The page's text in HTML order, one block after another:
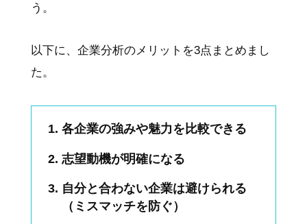
う。
以下に、企業分析のメリットを3点まとめまし
た。
各企業の強みや魅力を比較できる
志望動機が明確になる
自分と合わない企業は避けられる
（ミスマッチを防ぐ）